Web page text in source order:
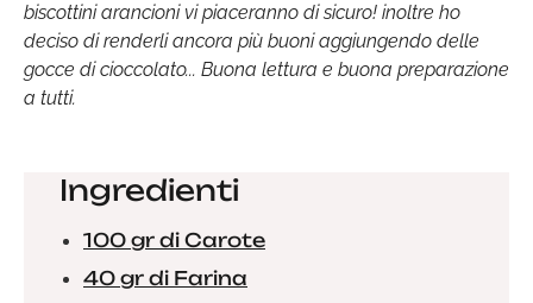
biscottini arancioni vi piaceranno di sicuro! inoltre ho
deciso di renderli ancora più buoni aggiungendo delle
gocce di cioccolato... Buona lettura e buona preparazione
a tutti.
Ingredienti
100 gr di Carote
40 gr di Farina